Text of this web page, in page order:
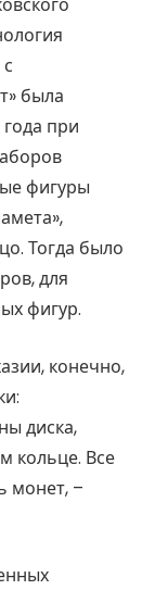
была
при
фигуры
Тогда было
для
фигур.
конечно,
диска,
кольце. Все
монет, –